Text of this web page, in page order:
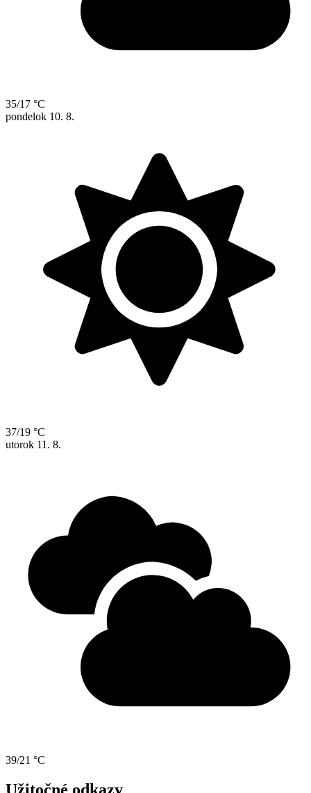
35/17 °C
pondelok 10. 8.
37/19 °C
utorok 11. 8.
39/21 °C